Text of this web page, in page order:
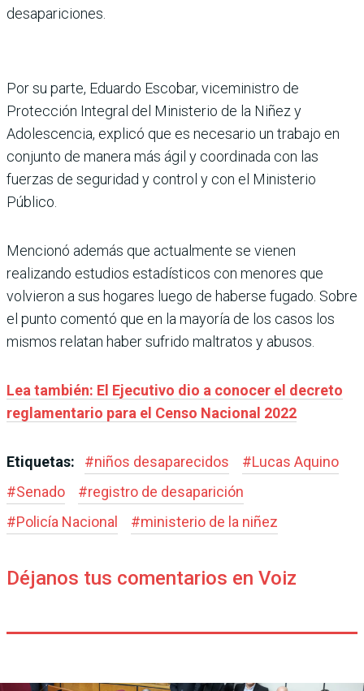
desapariciones.
Por su parte, Eduardo Escobar, viceministro de
Protección Integral del Ministerio de la Niñez y
Adolescencia, explicó que es necesario un trabajo en
conjunto de manera más ágil y coordinada con las
fuerzas de seguridad y control y con el Ministerio
Público.
Mencionó además que actualmente se vienen
realizando estudios estadísticos con menores que
volvieron a sus hogares luego de haberse fugado. Sobre
el punto comentó que en la mayoría de los casos los
mismos relatan haber sufrido maltratos y abusos.
Lea también: El Ejecutivo dio a conocer el decreto
reglamentario para el Censo Nacional 2022
Etiquetas: #niños desaparecidos #Lucas Aquino
#Senado #registro de desaparición
#Policía Nacional #ministerio de la niñez
Déjanos tus comentarios en Voiz